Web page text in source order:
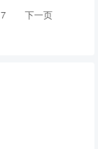
7 下一页